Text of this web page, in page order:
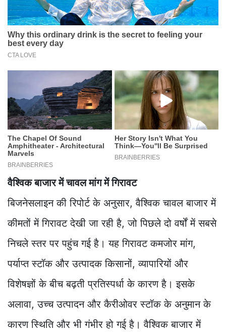
वैश्‍विक बाजार में चावल मांग में गिरावट
बिजनेसलाइन की रिपोर्ट के अनुसार, वैश्विक चावल बाजार में
कीमतों में गिरावट देखी जा रही है, जो पिछले दो वर्षों में सबसे
निचले स्तर पर पहुंच गई है। यह गिरावट कमजोर मांग,
पर्याप्त स्टॉक और उत्पादक किसानों, व्यापारियों और
विशेषज्ञों के बीच बढ़ती प्रतिस्पर्धा के कारण है। इसके
अलावा, उच्च उत्पादन और कैरीओवर स्टॉक के अनुमान के
कारण स्थिति और भी गंभीर हो गई है। वैश्विक बाजार में